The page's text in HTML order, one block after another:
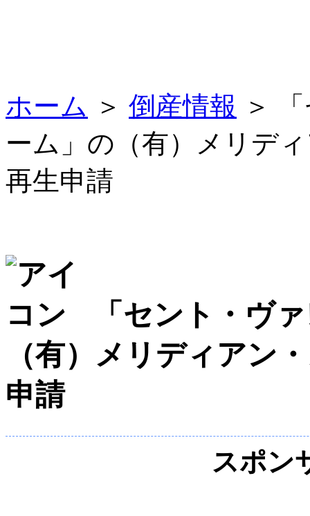
ホーム ＞ 倒産情報 ＞
ーム」の（有）メリデ
再生申請
「セント・ヴ
（有）メリディアン
申請
スポン